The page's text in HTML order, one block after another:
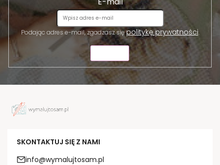
Podając adres e-mail, zgadzasz siępolitykę prywatności.
SKONTAKTUJ SIĘ Z NAMI
info@wymalujtosam.pl